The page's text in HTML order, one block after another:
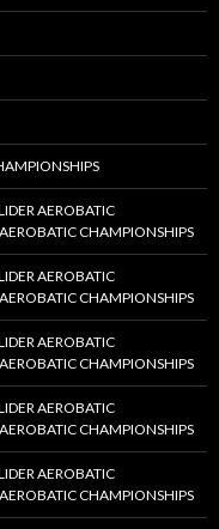
AEROBATIC
CHAMPIONSHIPS
AEROBATIC
CHAMPIONSHIPS
AEROBATIC
CHAMPIONSHIPS
AEROBATIC
CHAMPIONSHIPS
AEROBATIC
CHAMPIONSHIPS